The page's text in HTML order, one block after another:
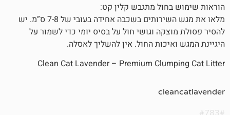
מתגבש קלין קט:
מלאו את מגש השירותים בשכבה אחידה בעובי של 7-8 ס”מ. יש
וגושי חול על בסיס יומי כדי לשמור על
החול. אין להשליך לאסלה.
Clean Cat Lavender – Premium